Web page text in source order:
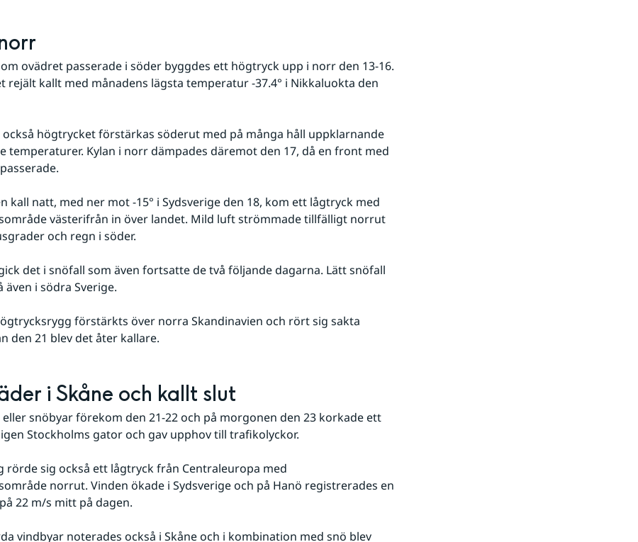
ovädret passerade i söder byggdes ett högtryck upp i norr den 13-16.
rejält kallt med månadens lägsta temperatur -37.4° i Nikkaluokta den
också högtrycket förstärkas söderut med på många håll uppklarnande
temperaturer. Kylan i norr dämpades däremot den 17, då en front med
kall natt, med ner mot -15° i Sydsverige den 18, kom ett lågtryck med
västerifrån in över landet. Mild luft strömmade tillfälligt norrut
och regn i söder.
det i snöfall som även fortsatte de två följande dagarna. Lätt snöfall
i södra Sverige.
förstärkts över norra Skandinavien och rört sig sakta
den 21 blev det åter kallare.
i Skåne och kallt slut
snöbyar förekom den 21-22 och på morgonen den 23 korkade ett
Stockholms gator och gav upphov till trafikolyckor.
rörde sig också ett lågtryck från Centraleuropa med
norrut. Vinden ökade i Sydsverige och på Hanö registrerades en
22 m/s mitt på dagen.
vindbyar noterades också i Skåne och i kombination med snö blev